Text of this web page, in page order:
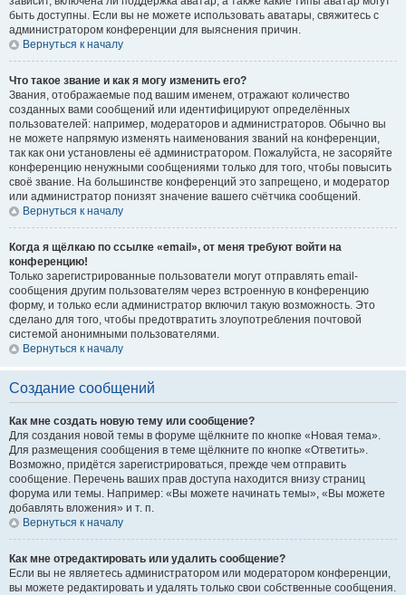
быть доступны. Если вы не можете использовать аватары, свяжитесь с
администратором конференции для выяснения причин.
Вернуться к началу
Что такое звание и как я могу изменить его?
Звания, отображаемые под вашим именем, отражают количество
созданных вами сообщений или идентифицируют определённых
пользователей: например, модераторов и администраторов. Обычно вы
не можете напрямую изменять наименования званий на конференции,
так как они установлены её администратором. Пожалуйста, не засоряйте
конференцию ненужными сообщениями только для того, чтобы повысить
своё звание. На большинстве конференций это запрещено, и модератор
или администратор понизят значение вашего счётчика сообщений.
Вернуться к началу
Когда я щёлкаю по ссылке «email», от меня требуют войти на
конференцию!
Только зарегистрированные пользователи могут отправлять email-
сообщения другим пользователям через встроенную в конференцию
форму, и только если администратор включил такую возможность. Это
сделано для того, чтобы предотвратить злоупотребления почтовой
системой анонимными пользователями.
Вернуться к началу
Создание сообщений
Как мне создать новую тему или сообщение?
Для создания новой темы в форуме щёлкните по кнопке «Новая тема».
Для размещения сообщения в теме щёлкните по кнопке «Ответить».
Возможно, придётся зарегистрироваться, прежде чем отправить
сообщение. Перечень ваших прав доступа находится внизу страниц
форума или темы. Например: «Вы можете начинать темы», «Вы можете
добавлять вложения» и т. п.
Вернуться к началу
Как мне отредактировать или удалить сообщение?
Если вы не являетесь администратором или модератором конференции,
вы можете редактировать и удалять только свои собственные сообщения.